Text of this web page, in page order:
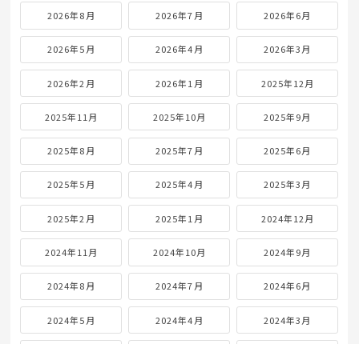
2026年8月 2026年7月 2026年6月
2026年5月 2026年4月 2026年3月
2026年2月 2026年1月 2025年12月
2025年11月 2025年10月 2025年9月
2025年8月 2025年7月 2025年6月
2025年5月 2025年4月 2025年3月
2025年2月 2025年1月 2024年12月
2024年11月 2024年10月 2024年9月
2024年8月 2024年7月 2024年6月
2024年5月 2024年4月 2024年3月